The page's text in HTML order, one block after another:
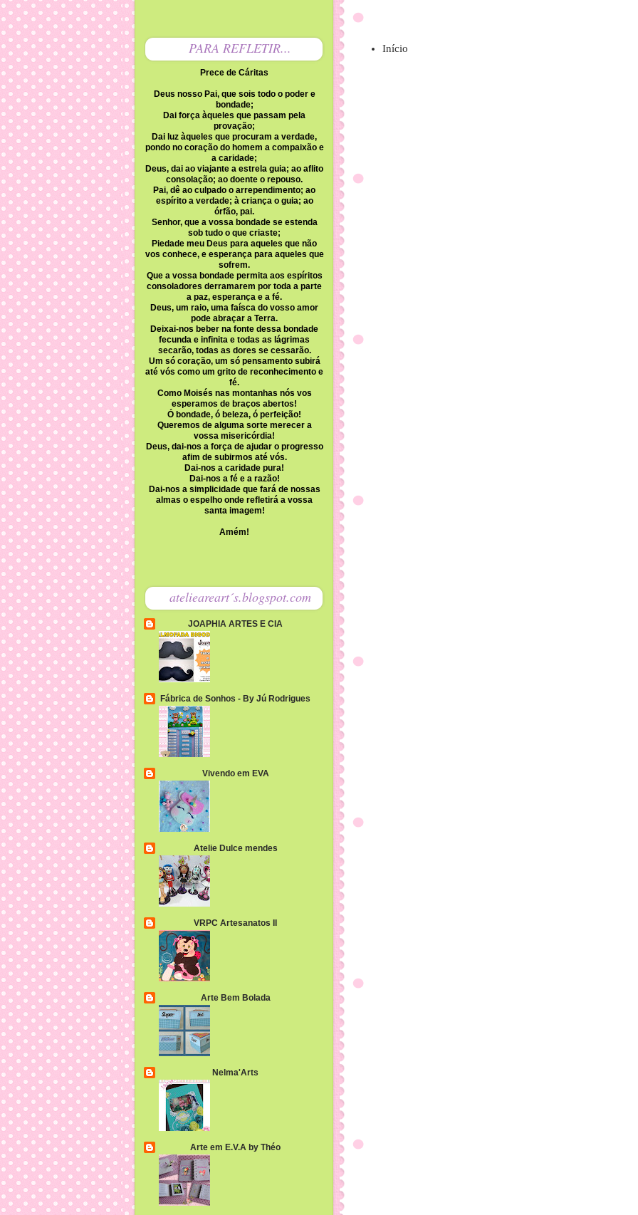
Início
PARA REFLETIR...
Prece de Cáritas
Deus nosso Pai, que sois todo o poder e
bondade;
Dai força àqueles que passam pela
provação;
Dai luz àqueles que procuram a verdade,
pondo no coração do homem a compaixão e
a caridade;
Deus, dai ao viajante a estrela guia; ao aflito
consolação; ao doente o repouso.
Pai, dê ao culpado o arrependimento; ao
espírito a verdade; à criança o guia; ao
órfão, pai.
Senhor, que a vossa bondade se estenda
sob tudo o que criaste;
Piedade meu Deus para aqueles que não
vos conhece, e esperança para aqueles que
sofrem.
Que a vossa bondade permita aos espíritos
consoladores derramarem por toda a parte
a paz, esperança e a fé.
Deus, um raio, uma faísca do vosso amor
pode abraçar a Terra.
Deixai-nos beber na fonte dessa bondade
fecunda e infinita e todas as lágrimas
secarão, todas as dores se cessarão.
Um só coração, um só pensamento subirá
até vós como um grito de reconhecimento e
fé.
Como Moisés nas montanhas nós vos
esperamos de braços abertos!
Ó bondade, ó beleza, ó perfeição!
Queremos de alguma sorte merecer a
vossa misericórdia!
Deus, dai-nos a força de ajudar o progresso
afim de subirmos até vós.
Dai-nos a caridade pura!
Dai-nos a fé e a razão!
Dai-nos a simplicidade que fará de nossas
almas o espelho onde refletirá a vossa
santa imagem!
Amém!
atelieareart´s.blogspot.com
JOAPHIA ARTES E CIA
Fábrica de Sonhos - By Jú Rodrigues
Vivendo em EVA
Atelie Dulce mendes
VRPC Artesanatos II
Arte Bem Bolada
Nelma'Arts
Arte em E.V.A by Théo